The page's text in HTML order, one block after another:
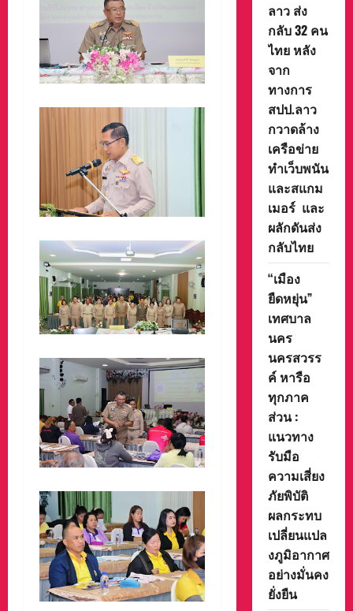
ลาว ส่ง
กลับ 32 คน
ไทย หลัง
จาก
ทางการ
สปป.ลาว
กวาดล้าง
เครือข่าย
ทำเว็บพนัน
และสแกม
เมอร์ และ
ผลักดันส่ง
กลับไทย
“เมือง
ยืดหยุ่น”
เทศบาล
นคร
นครสวรร
ค์ หารือ
ทุกภาค
ส่วน :
แนวทาง
รับมือ
ความเสี่ยง
ภัยพิบัติ
ผลกระทบ
เปลี่ยนแปล
งภูมิอากาศ
อย่างมั่นคง
ยั่งยืน